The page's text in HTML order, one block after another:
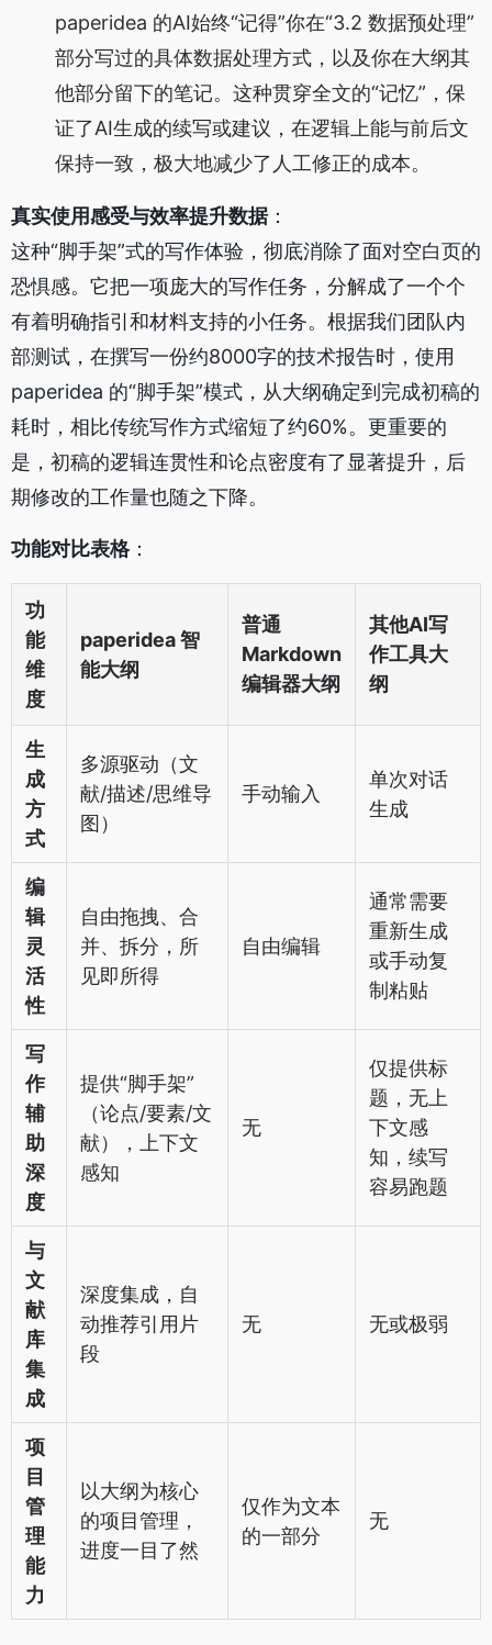
paperidea 的AI始终“记得”你在“3.2 数据预处理”
部分写过的具体数据处理方式，以及你在大纲其
他部分留下的笔记。这种贯穿全文的“记忆”，保
证了AI生成的续写或建议，在逻辑上能与前后文
保持一致，极大地减少了人工修正的成本。
真实使用感受与效率提升数据：
这种“脚手架”式的写作体验，彻底消除了面对空白页的
恐惧感。它把一项庞大的写作任务，分解成了一个个
有着明确指引和材料支持的小任务。根据我们团队内
部测试，在撰写一份约8000字的技术报告时，使用
paperidea 的“脚手架”模式，从大纲确定到完成初稿的
耗时，相比传统写作方式缩短了约60%。更重要的
是，初稿的逻辑连贯性和论点密度有了显著提升，后
期修改的工作量也随之下降。
功能对比表格：
功
能
维
度
paperidea 智
能大纲
普通
Markdown
编辑器大纲
其他AI写
作工具大
纲
生
成
方
式
多源驱动（文
献/描述/思维导
图）
手动输入
单次对话
生成
编
辑
灵
活
性
自由拖拽、合
并、拆分，所
见即所得
自由编辑
通常需要
重新生成
或手动复
制粘贴
写
作
辅
助
深
度
提供“脚手架”
（论点/要素/文
献），上下文
感知
无
仅提供标
题，无上
下文感
知，续写
容易跑题
与
文
献
库
集
成
深度集成，自
动推荐引用片
段
无 无或极弱
项
目
管
理
能
力
以大纲为核心
的项目管理，
进度一目了然
仅作为文本
的一部分
无